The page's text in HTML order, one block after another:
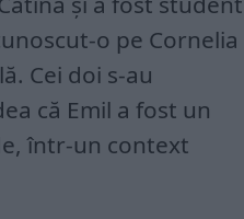
o pe Cornelia
Cei doi s-au
că Emil a fost un
într-un context